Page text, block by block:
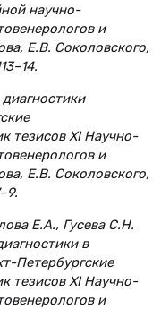
научно-
и
Е.В. Соколовского,
тезисов XI Научно-
и
Е.В. Соколовского,
Е.А., Гусева С.Н.
в
Петербургские
тезисов XI Научно-
и